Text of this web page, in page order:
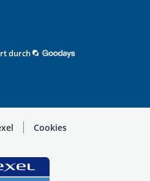
durch
Cookies